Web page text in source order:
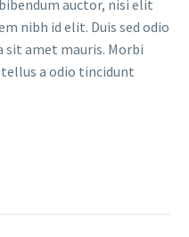
auctor, nisi elit
nibh id elit. Duis sed odio
sit amet mauris. Morbi
a odio tincidunt